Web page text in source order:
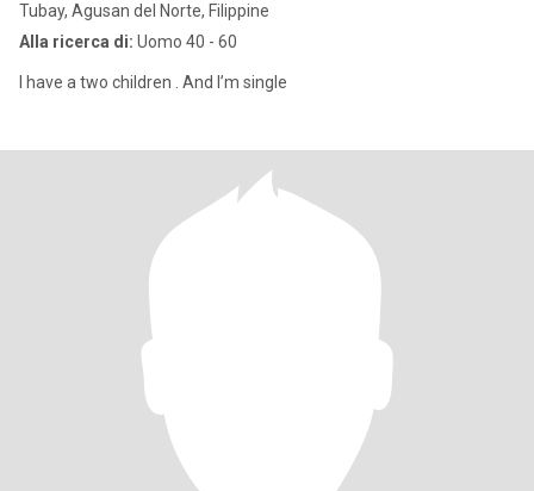
Tubay, Agusan del Norte, Filippine
Alla ricerca di: Uomo 40 - 60
I have a two children . And I’m single